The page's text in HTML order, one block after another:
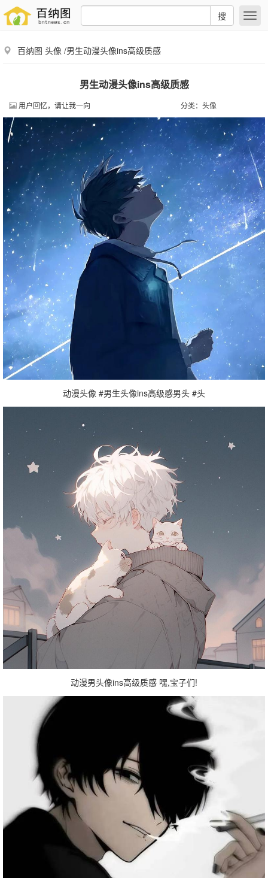
搜
百纳图 头像 /男生动漫头像ins高级质感
男生动漫头像ins高级质感
用户回忆，请让我一向 分类： 头像
动漫头像 #男生头像ins高级感男头 #头
动漫男头像ins高级质感 嘿,宝子们!